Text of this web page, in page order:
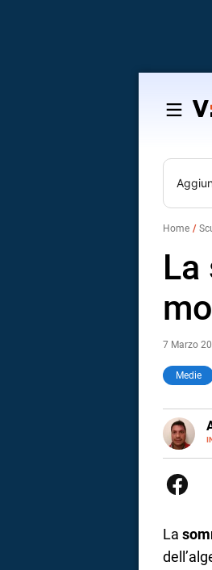
Salta
contenuto
Home
La
7 Marzo
Medie
E-
La